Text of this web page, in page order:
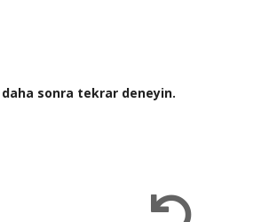
sonra tekrar deneyin.